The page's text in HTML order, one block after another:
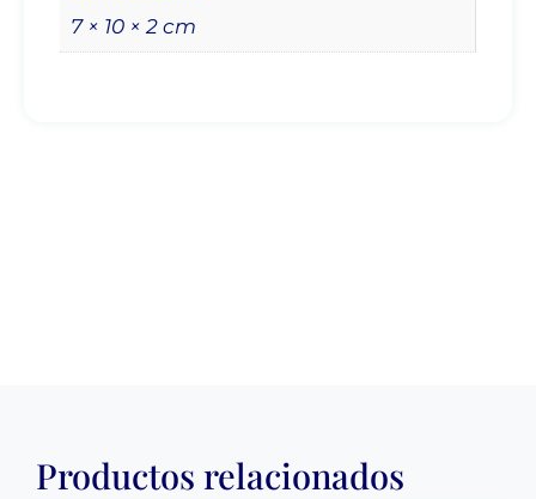
7 × 10 × 2 cm
Productos relacionados